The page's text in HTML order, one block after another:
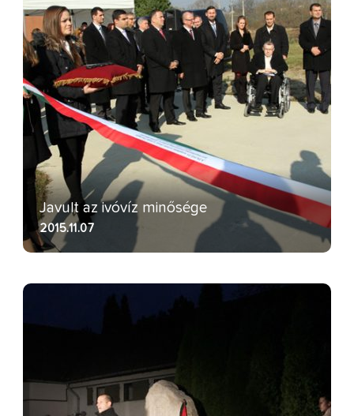
Javult az ivóvíz minősége
2015.11.07